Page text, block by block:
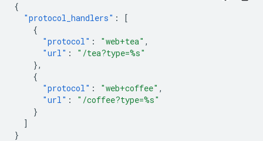
{
"protocol_handlers" :
[
{
"protocol" : "web+tea" ,
"url" :
"/tea?type=%s"
},
{
"protocol" : "web+coffee" ,
"url" :
"/coffee?type=%s"
}
]
}